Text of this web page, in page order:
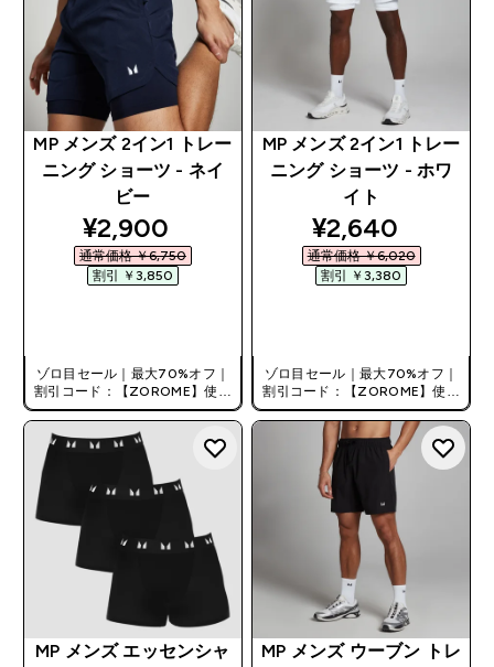
MP メンズ 2イン1 トレー
ニング ショーツ - ネイ
ビー
discounted price
¥2,900‎
通常価格 ￥6,750‎
割引 ￥3,850‎
ゾロ目セール｜最大70%オフ｜
割引コード：【ZOROME】使用
で追加10%オフ！
MP メンズ 2イン1 トレー
ニング ショーツ - ホワ
イト
discounted
¥2,640‎
通常価格 ￥6,020‎
割引 ￥3,380‎
ゾロ目セール｜最大70%オフ｜
割引コード：【ZOROME】使用
で追加10%オフ！
MP メンズ エッセンシャ
MP メンズ ウーブン トレ